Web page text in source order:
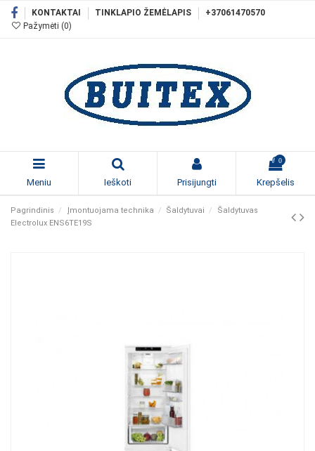
KONTAKTAI TINKLAPIO ŽEMĖLAPIS
+37061470570
Pažymėti (0)
Meniu Ieškoti Prisijungti
0
Krepšelis
Pagrindinis Įmontuojama technika Šaldytuvai
Šaldytuvas
Electrolux ENS6TE19S